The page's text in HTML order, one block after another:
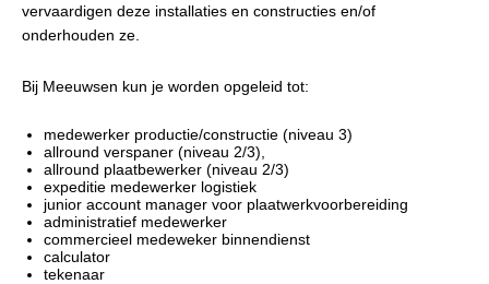
vervaardigen deze installaties en constructies en/of
onderhouden ze.
Bij Meeuwsen kun je worden opgeleid tot:
medewerker productie/constructie (niveau 3)
allround verspaner (niveau 2/3),
allround plaatbewerker (niveau 2/3)
expeditie medewerker logistiek
junior account manager voor plaatwerkvoorbereiding
administratief medewerker
commercieel medeweker binnendienst
calculator
tekenaar